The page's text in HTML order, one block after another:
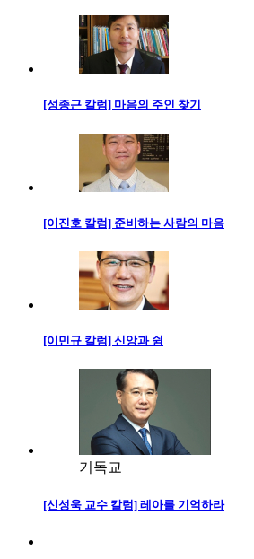
[성종근 칼럼] 마음의 주인 찾기
[이진호 칼럼] 준비하는 사람의 마음
[이민규 칼럼] 신앙과 쉼
기독교
[신성욱 교수 칼럼] 레아를 기억하라